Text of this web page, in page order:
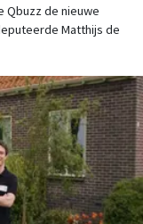
Qbuzz de nieuwe
Matthijs de